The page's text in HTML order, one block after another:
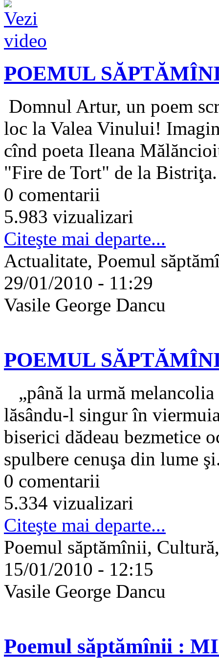
POEMUL
Domnul Artur, un poem
loc la Valea Vinului!
cînd poeta Ileana
"Fire de Tort" de la Bistriţa.
0 comentarii
5.983 vizualizari
Citeşte mai departe...
Actualitate, Poemul
29/01/2010 - 11:29
Vasile George Dancu
POEMUL
„până la urmă
lăsându-l singur în
biserici dădeau bezmetice
spulbere cenuşa din lume
0 comentarii
5.334 vizualizari
Citeşte mai departe...
Poemul săptămînii,
15/01/2010 - 12:15
Vasile George Dancu
Poemul săptămînii :